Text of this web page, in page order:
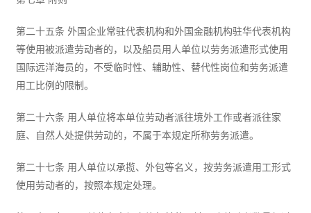
第二十五条 外国企业常驻代表机构和外国金融机构驻华代表机构
等使用被派遣劳动者的，以及船员用人单位以劳务派遣形式使用
国际远洋海员的，不受临时性、辅助性、替代性岗位和劳务派遣
用工比例的限制。
第二十六条 用人单位将本单位劳动者派往境外工作或者派往家
庭、自然人处提供劳动的，不属于本规定所称劳务派遣。
第二十七条 用人单位以承揽、外包等名义，按劳务派遣用工形式
使用劳动者的，按照本规定处理。